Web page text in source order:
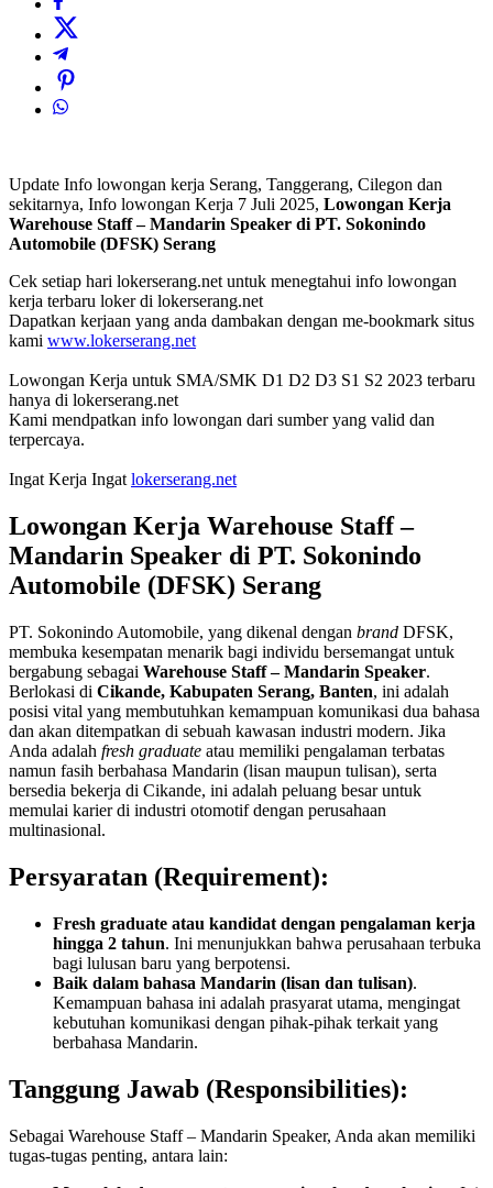
Update Info lowongan kerja Serang, Tanggerang, Cilegon dan
sekitarnya, Info lowongan Kerja 7 Juli 2025, Lowongan Kerja
Warehouse Staff – Mandarin Speaker di PT. Sokonindo
Automobile (DFSK) Serang
Cek setiap hari lokerserang.net untuk menegtahui info lowongan
kerja terbaru loker di lokerserang.net
Dapatkan kerjaan yang anda dambakan dengan me-bookmark situs
kami www.lokerserang.net
Lowongan Kerja untuk SMA/SMK D1 D2 D3 S1 S2 2023 terbaru
hanya di lokerserang.net
Kami mendpatkan info lowongan dari sumber yang valid dan
terpercaya.
Ingat Kerja Ingat lokerserang.net
Lowongan Kerja Warehouse Staff –
Mandarin Speaker di PT. Sokonindo
Automobile (DFSK) Serang
PT. Sokonindo Automobile, yang dikenal dengan brand DFSK,
membuka kesempatan menarik bagi individu bersemangat untuk
bergabung sebagai Warehouse Staff – Mandarin Speaker.
Berlokasi di Cikande, Kabupaten Serang, Banten, ini adalah
posisi vital yang membutuhkan kemampuan komunikasi dua bahasa
dan akan ditempatkan di sebuah kawasan industri modern. Jika
Anda adalah fresh graduate atau memiliki pengalaman terbatas
namun fasih berbahasa Mandarin (lisan maupun tulisan), serta
bersedia bekerja di Cikande, ini adalah peluang besar untuk
memulai karier di industri otomotif dengan perusahaan
multinasional.
Persyaratan (Requirement):
Fresh graduate atau kandidat dengan pengalaman kerja
hingga 2 tahun. Ini menunjukkan bahwa perusahaan terbuka
bagi lulusan baru yang berpotensi.
Baik dalam bahasa Mandarin (lisan dan tulisan).
Kemampuan bahasa ini adalah prasyarat utama, mengingat
kebutuhan komunikasi dengan pihak-pihak terkait yang
berbahasa Mandarin.
Tanggung Jawab (Responsibilities):
Sebagai Warehouse Staff – Mandarin Speaker, Anda akan memiliki
tugas-tugas penting, antara lain: